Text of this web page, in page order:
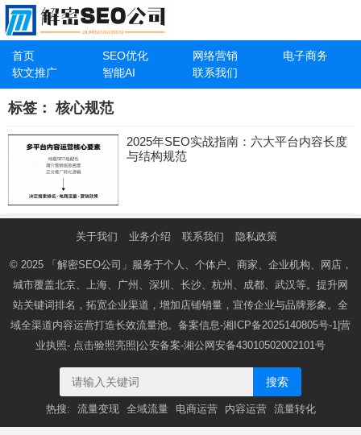
首页 SEO优化 网络营销
电子商务
软文推广
智能AI 联系我们
标签：核心规范
2025年SEO实战指南：六大平台内容长度
与结构规范
关于我们 业务介绍 联系我们 隐私政策
© 2025 「解密SEO公司」 服务于个人、个体户、商家、企业机构、网店，
城市覆盖北京、上海、广州、深圳、长沙、杭州、成都、武汉等。提升网
站关键词排名，拓宽企业渠道，增加店铺销量，宣传企业与品牌形象。全
域全渠道内容运营打造长效流量池。备案信息-湘ICP备2025140805号-1 |营
业执照- 点击验照亮照 |公安备案-湘公网安备43010502002101号
搜索
热搜: 流量变现 全域流量 电商运营 内容运营 流量转化